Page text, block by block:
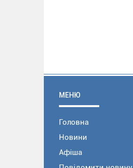
МЕНЮ
Головна
Новини
Афіша